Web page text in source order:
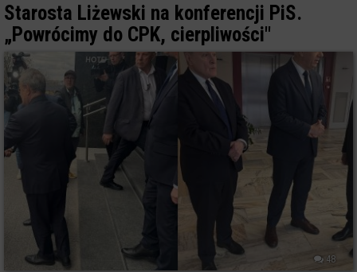
Starosta Liżewski na konferencji PiS.
„Powrócimy do CPK, cierpliwości"
48